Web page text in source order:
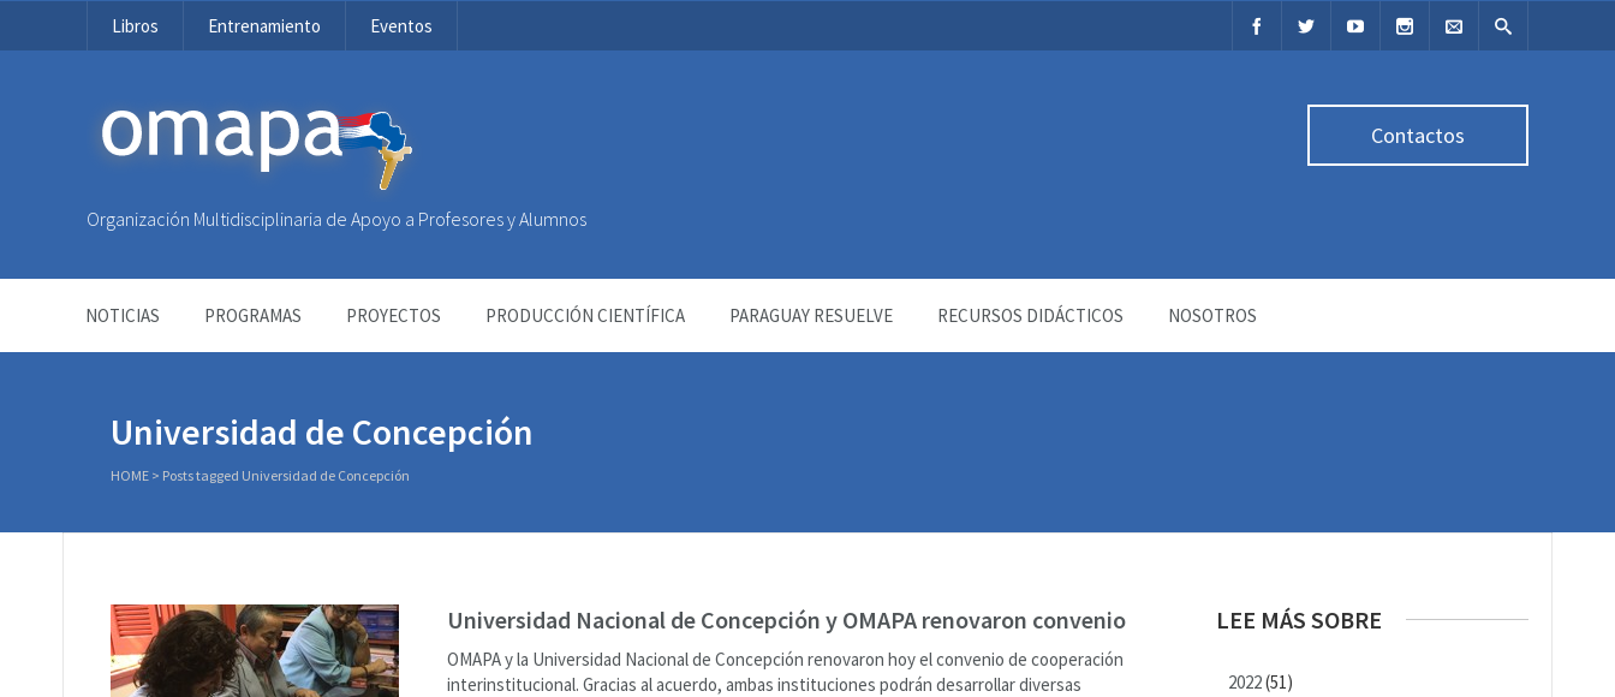
Libros Entrenamiento Eventos
OMAPA
Organización Multidisciplinaria de Apoyo a Profesores y Alumnos
Contactos
NOTICIAS PROGRAMAS PROYECTOS PRODUCCIÓN CIENTÍFICA PARAGUAY RESUELVE RECURSOS DIDÁCTICOS NOSOTROS
Universidad de Concepción
HOME > Posts tagged Universidad de Concepción
Universidad Nacional de Concepción y OMAPA renovaron convenio
OMAPA y la Universidad Nacional de Concepción renovaron hoy el convenio de cooperación
interinstitucional. Gracias al acuerdo, ambas instituciones podrán desarrollar diversas
LEE MÁS SOBRE
2022(51)